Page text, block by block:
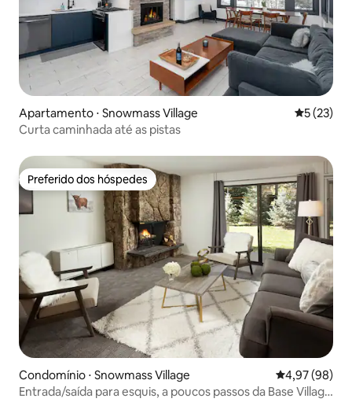
Apartamento ⋅ Snowmass Village 5 de uma
5 (23)
Curta caminhada até as pistas
Preferido dos hóspedes
Preferido dos hóspedes
Condomínio ⋅ Snowmass Village 4,97 de uma
4,97 (98)
Entrada/saída para esquis, a poucos passos da Base Village